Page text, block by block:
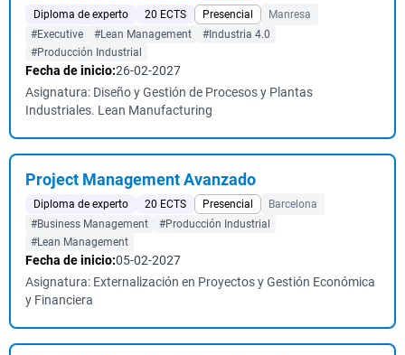
Diploma de experto 20 ECTS Presencial
Manresa
#Executive
#Lean Management
#Industria 4.0
#Producción Industrial
Fecha de inicio:26-02-2027
Asignatura: Diseño y Gestión de Procesos y Plantas
Industriales. Lean Manufacturing
Project Management Avanzado
Diploma de experto 20 ECTS Presencial
Barcelona
#Business Management
#Producción Industrial
#Lean Management
Fecha de inicio:05-02-2027
Asignatura: Externalización en Proyectos y Gestión Económica
y Financiera